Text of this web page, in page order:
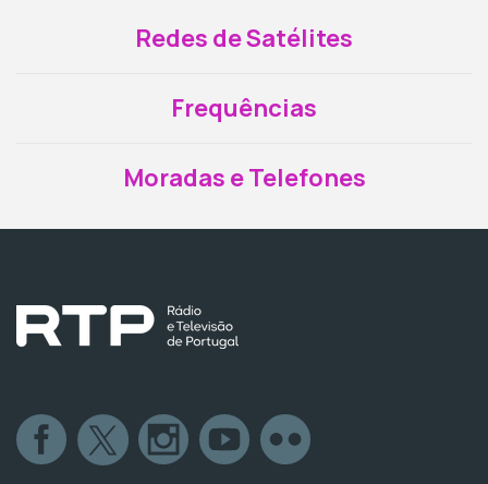
Redes de Satélites
Frequências
Moradas e Telefones